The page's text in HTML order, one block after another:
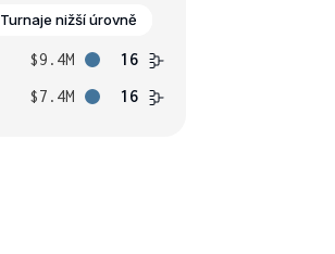
Turnaje nižší úrovně
$9.4M
16
$7.4M 16